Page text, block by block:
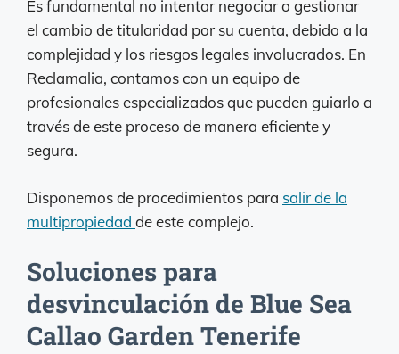
Es fundamental no intentar negociar o gestionar
el cambio de titularidad por su cuenta, debido a la
complejidad y los riesgos legales involucrados. En
Reclamalia, contamos con un equipo de
profesionales especializados que pueden guiarlo a
través de este proceso de manera eficiente y
segura.
Disponemos de procedimientos para salir de la
multipropiedad de este complejo.
Soluciones para
desvinculación de Blue Sea
Callao Garden Tenerife